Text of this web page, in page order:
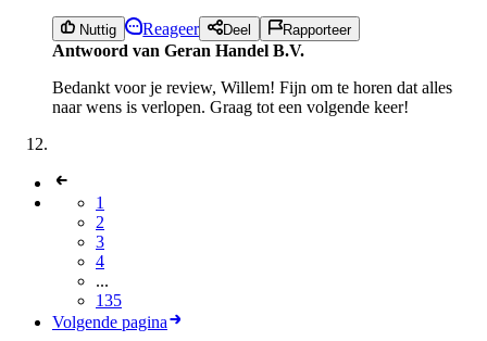
Nuttig Reageer Deel Rapporteer
Antwoord van Geran Handel B.V.
Bedankt voor je review, Willem! Fijn om te horen dat alles
naar wens is verlopen. Graag tot een volgende keer!
1
2
3
4
...
135
Volgende pagina